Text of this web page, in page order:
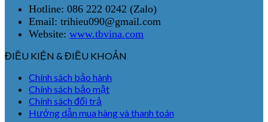
Hotline: 086 222 0242 (Zalo)
Email: trihieu090@gmail.com
Website: www.tbvina.com
ĐIỀU KIỆN & ĐIỀU KHOẢN
Chính sách bảo hành
Chính sách bảo mật
Chính sách đổi trả
Hướng dẫn mua hàng và thanh toán